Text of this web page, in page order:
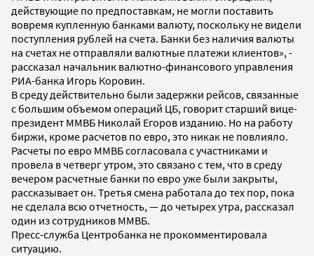
действующие по предпоставкам, не могли поставить
вовремя купленную банками валюту, поскольку не видели
поступления рублей на счета. Банки без наличия валюты
на счетах не отправляли валютные платежи клиентов», -
рассказал начальник валютно-финансового управления
РИА-банка Игорь Коровин.
В среду действительно были задержки рейсов, связанные
с большим объемом операций ЦБ, говорит старший вице-
президент ММВБ Николай Егоров изданию. Но на работу
биржи, кроме расчетов по евро, это никак не повлияло.
Расчеты по евро ММВБ согласовала с участниками и
провела в четверг утром, это связано с тем, что в среду
вечером расчетные банки по евро уже были закрыты,
рассказывает он. Третья смена работала до тех пор, пока
не сделала всю отчетность, — до четырех утра, рассказал
один из сотрудников ММВБ.
Пресс-служба Центробанка не прокомментировала
ситуацию.